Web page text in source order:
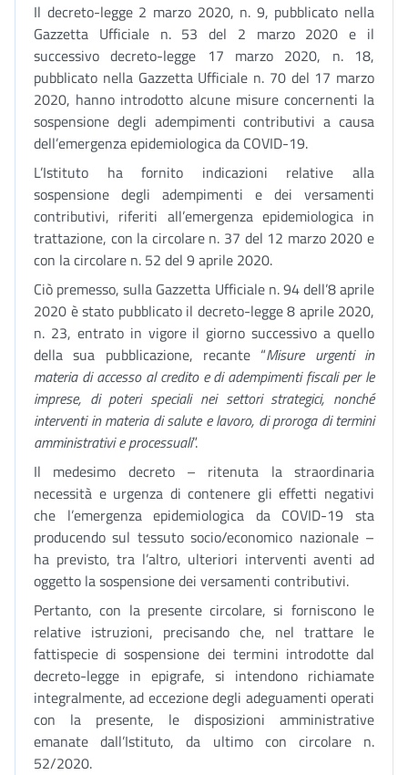
Il decreto-legge 2 marzo 2020, n. 9, pubblicato nella
Gazzetta Ufficiale n. 53 del 2 marzo 2020 e il
successivo decreto-legge 17 marzo 2020, n. 18,
pubblicato nella Gazzetta Ufficiale n. 70 del 17 marzo
2020, hanno introdotto alcune misure concernenti la
sospensione degli adempimenti contributivi a causa
dell’emergenza epidemiologica da COVID-19.
L’Istituto ha fornito indicazioni relative alla
sospensione degli adempimenti e dei versamenti
contributivi, riferiti all’emergenza epidemiologica in
trattazione, con la circolare n. 37 del 12 marzo 2020 e
con la circolare n. 52 del 9 aprile 2020.
Ciò premesso, sulla Gazzetta Ufficiale n. 94 dell’8 aprile
2020 è stato pubblicato il decreto-legge 8 aprile 2020,
n. 23, entrato in vigore il giorno successivo a quello
della sua pubblicazione, recante “Misure urgenti in
materia di accesso al credito e di adempimenti fiscali per le
imprese, di poteri speciali nei settori strategici, nonché
interventi in materia di salute e lavoro, di proroga di termini
amministrativi e processuali”.
Il medesimo decreto – ritenuta la straordinaria
necessità e urgenza di contenere gli effetti negativi
che l’emergenza epidemiologica da COVID-19 sta
producendo sul tessuto socio/economico nazionale –
ha previsto, tra l’altro, ulteriori interventi aventi ad
oggetto la sospensione dei versamenti contributivi.
Pertanto, con la presente circolare, si forniscono le
relative istruzioni, precisando che, nel trattare le
fattispecie di sospensione dei termini introdotte dal
decreto-legge in epigrafe, si intendono richiamate
integralmente, ad eccezione degli adeguamenti operati
con la presente, le disposizioni amministrative
emanate dall’Istituto, da ultimo con circolare n.
52/2020.